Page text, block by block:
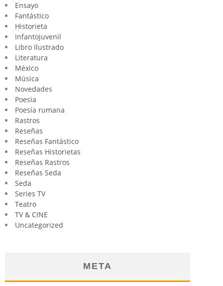
Ensayo
Fantástico
Historieta
Infantojuvenil
Libro Ilustrado
Literatura
México
Música
Novedades
Poesia
Poesía rumana
Rastros
Reseñas
Reseñas Fantástico
Reseñas Historietas
Reseñas Rastros
Reseñas Seda
Seda
Series TV
Teatro
TV & CINE
Uncategorized
META